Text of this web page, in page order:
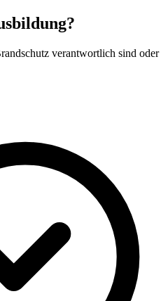
verantwortlich sind oder